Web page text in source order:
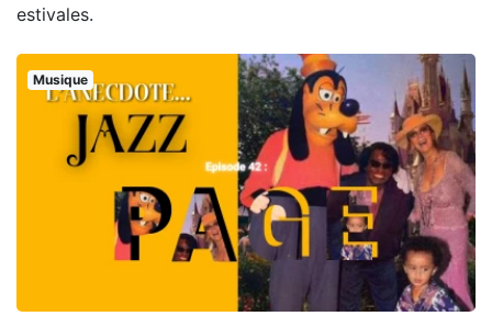
estivales.
Musique